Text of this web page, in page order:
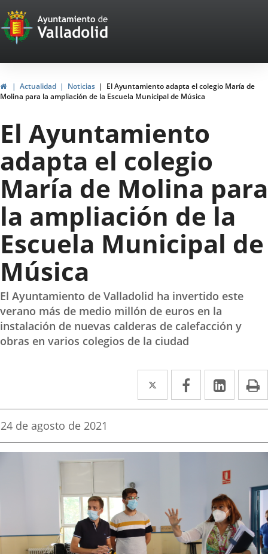
Portal
Web
del
Ayuntamiento
de
Valladolid
InicioActualidad Noticias
El Ayuntamiento adapta el colegio María de
Molina para la ampliación de la Escuela Municipal de Música
El Ayuntamiento
adapta el colegio
María de Molina para
la ampliación de la
Escuela Municipal de
Música
El Ayuntamiento de Valladolid ha invertido este
verano más de medio millón de euros en la
instalación de nuevas calderas de calefacción y
obras en varios colegios de la ciudad
Twitter
Enlace
a
aplicación
Facebook
Enlace
a
aplicación
Enlace
a
Fecha
la
24 de agosto de 2021